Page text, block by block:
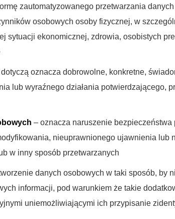
zautomatyzowanego przetwarzania
osobowych osoby fizycznej, w
sytuacji ekonomicznej, zdrowia, osobistych
oznacza dobrowolne, konkretne,
lub wyraźnego działania potwierdzającego,
– oznacza naruszenie
nieuprawnionego ujawnienia lub
w inny sposób przetwarzanych
danych osobowych w taki sposób, by
informacji, pod warunkiem że takie
uniemożliwiającymi ich przypisanie